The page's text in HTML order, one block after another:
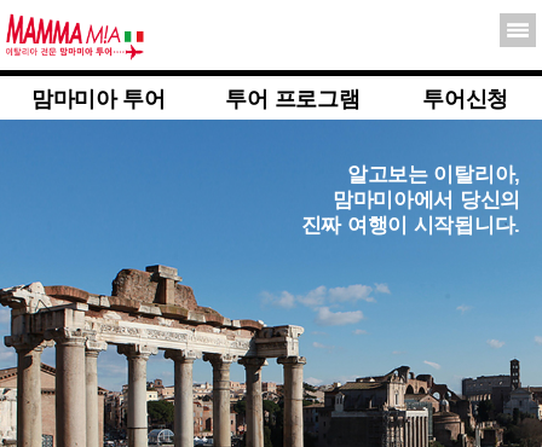
맘마미아 투어 투어 프로그램 투어신청
알고보는 이탈리아,
맘마미아에서 당신의
진짜 여행이 시작됩니다.